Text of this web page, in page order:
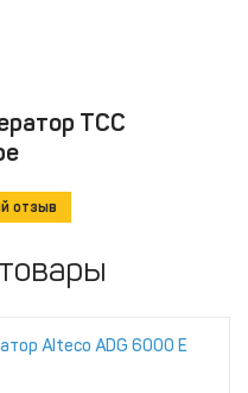
ТСС
отзыв
Alteco ADG 6000 Е